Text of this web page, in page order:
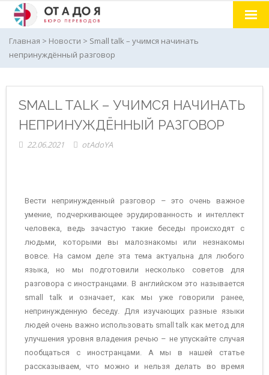
Главная
Услуги
Курсы иностранных языков
Новости
Главная > Новости > Small talk – учимся начинать
непринуждённый разговор
SMALL TALK – УЧИМСЯ НАЧИНАТЬ
НЕПРИНУЖДЁННЫЙ РАЗГОВОР
22.06.2021 otAdoYA
Вести непринужденный разговор – это очень важное
умение, подчеркивающее эрудированность и интеллект
человека, ведь зачастую такие беседы происходят с
людьми, которыми вы малознакомы или незнакомы
вовсе. На самом деле эта тема актуальна для любого
языка, но мы подготовили несколько советов для
разговора с иностранцами. В английском это называется
small talk и означает, как мы уже говорили ранее,
непринужденную беседу. Для изучающих разные языки
людей очень важно использовать small talk как метод для
улучшения уровня владения речью – не упускайте случая
пообщаться с иностранцами. А мы в нашей статье
рассказываем, что можно и нельзя делать во время